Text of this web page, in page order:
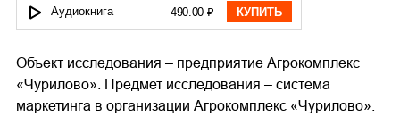
Аудиокнига 490.00 ₽ КУПИТЬ
Объект исследования – предприятие Агрокомплекс
«Чурилово». Предмет исследования – система
маркетинга в организации Агрокомплекс «Чурилово».